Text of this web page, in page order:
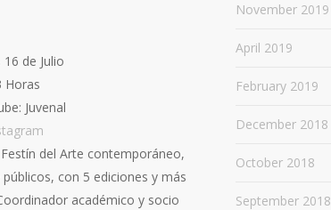
16 de Julio
Horas
Juvenal
del Arte contemporáneo,
con 5 ediciones y más
académico y socio
November 2019
April 2019
February 2019
December 2018
October 2018
September 2018